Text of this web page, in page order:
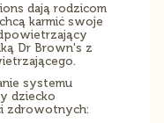
dają rodzicom
karmić swoje
Dr Brown's z
systemu
dziecko
zdrowotnych: